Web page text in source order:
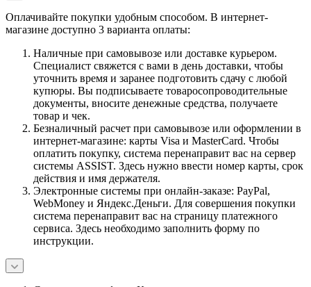
Оплачивайте покупки удобным способом. В интернет-
магазине доступно 3 варианта оплаты:
Наличные при самовывозе или доставке курьером.
Специалист свяжется с вами в день доставки, чтобы
уточнить время и заранее подготовить сдачу с любой
купюры. Вы подписываете товаросопроводительные
документы, вносите денежные средства, получаете
товар и чек.
Безналичный расчет при самовывозе или оформлении в
интернет-магазине: карты Visa и MasterCard. Чтобы
оплатить покупку, система перенаправит вас на сервер
системы ASSIST. Здесь нужно ввести номер карты, срок
действия и имя держателя.
Электронные системы при онлайн-заказе: PayPal,
WebMoney и Яндекс.Деньги. Для совершения покупки
система перенаправит вас на страницу платежного
сервиса. Здесь необходимо заполнить форму по
инструкции.